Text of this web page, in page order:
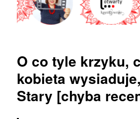
O co tyle krzyku,
kobieta
Stary [chyba